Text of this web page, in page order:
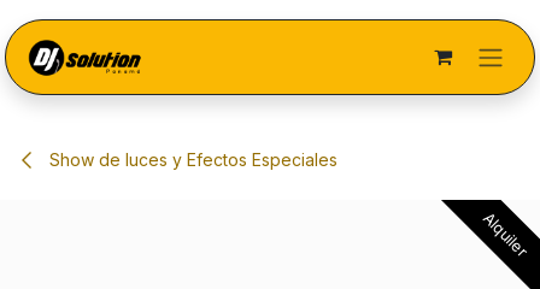
Show de luces y Efectos Especiales
Alquiler